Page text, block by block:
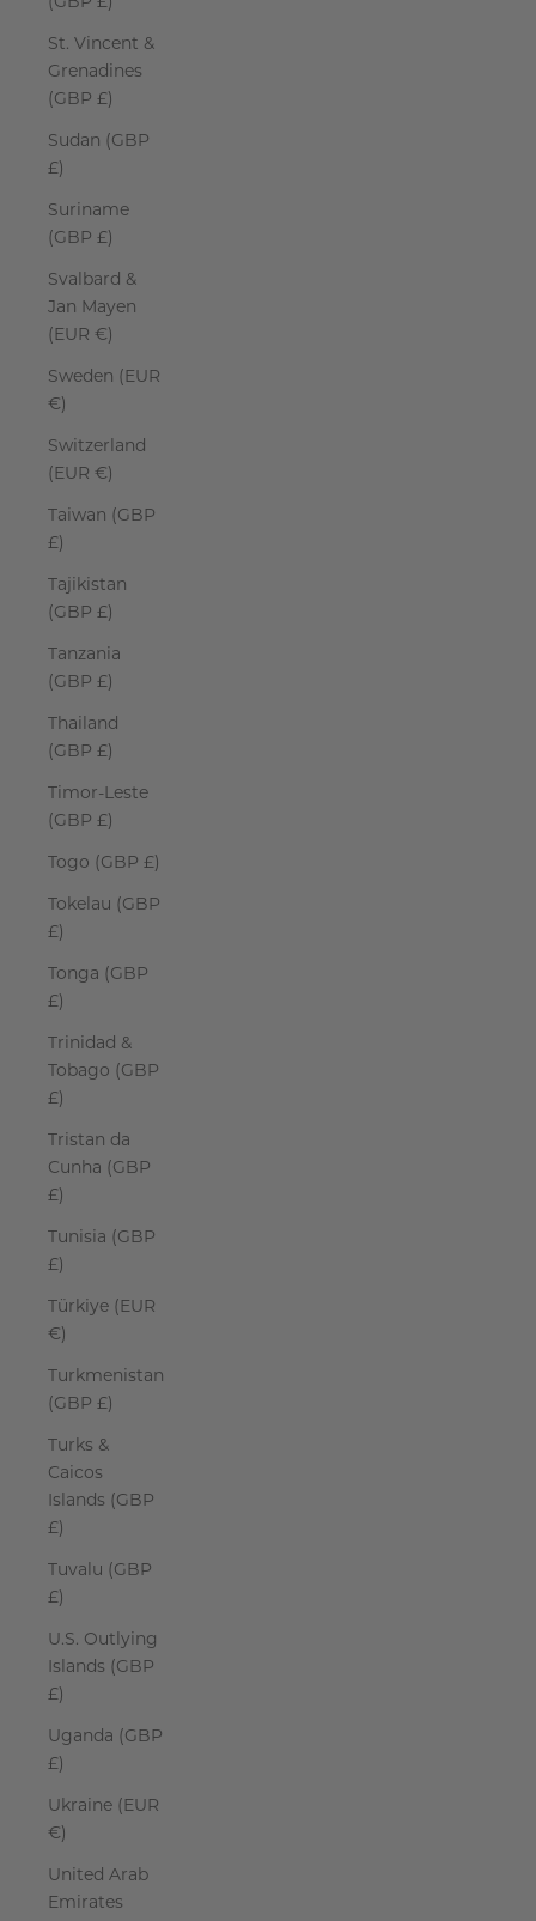
St. Vincent &
Grenadines
(GBP £)
Sudan (GBP
£)
Suriname
(GBP £)
Svalbard &
Jan Mayen
(EUR €)
Sweden (EUR
€)
Switzerland
(EUR €)
Taiwan (GBP
£)
Tajikistan
(GBP £)
Tanzania
(GBP £)
Thailand
(GBP £)
Timor-Leste
(GBP £)
Togo (GBP £)
Tokelau (GBP
£)
Tonga (GBP
£)
Trinidad &
Tobago (GBP
£)
Tristan da
Cunha (GBP
£)
Tunisia (GBP
£)
Türkiye (EUR
€)
Turkmenistan
(GBP £)
Turks &
Caicos
Islands (GBP
£)
Tuvalu (GBP
£)
U.S. Outlying
Islands (GBP
£)
Uganda (GBP
£)
Ukraine (EUR
€)
United Arab
Emirates